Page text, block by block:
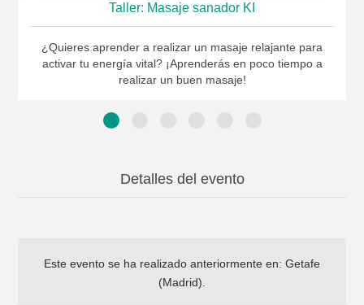
Taller: Masaje sanador KI
¿Quieres aprender a realizar un masaje relajante para
activar tu energía vital? ¡Aprenderás en poco tiempo a
realizar un buen masaje!
Detalles del evento
Este evento se ha realizado anteriormente en: Getafe
(Madrid)